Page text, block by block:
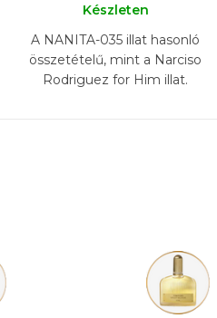
Készleten
A NANITA-035 illat hasonló
összetételű, mint a Narciso
Rodriguez for Him illat.